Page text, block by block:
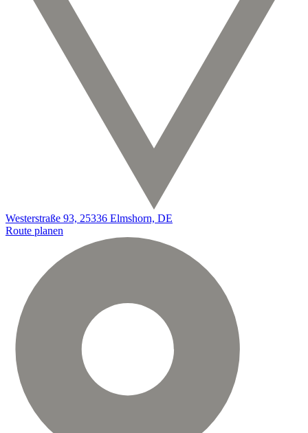
Westerstraße 93, 25336 Elmshorn, DE
Route planen